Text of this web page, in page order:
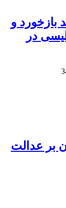
بازخورد و
در
بر عدالت